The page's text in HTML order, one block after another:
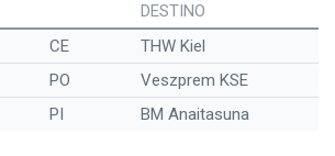
DESTINO
CE
THW Kiel
PO
Veszprem KSE
PI BM Anaitasuna